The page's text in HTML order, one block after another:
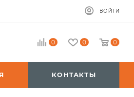
ВОЙТИ
0 0 0
КОНТАКТЫ